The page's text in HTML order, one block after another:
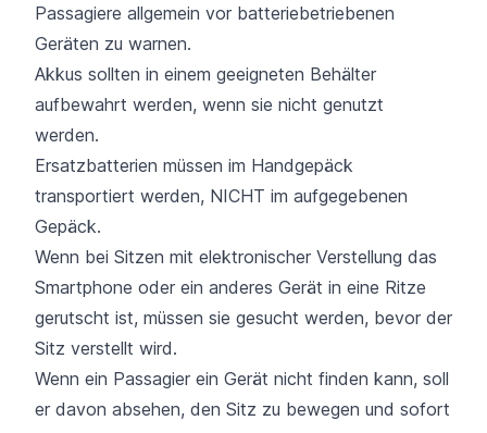
Passagiere allgemein vor batteriebetriebenen
Geräten zu warnen.
Akkus sollten in einem geeigneten Behälter
aufbewahrt werden, wenn sie nicht genutzt
werden.
Ersatzbatterien müssen im Handgepäck
transportiert werden, NICHT im aufgegebenen
Gepäck.
Wenn bei Sitzen mit elektronischer Verstellung das
Smartphone oder ein anderes Gerät in eine Ritze
gerutscht ist, müssen sie gesucht werden, bevor der
Sitz verstellt wird.
Wenn ein Passagier ein Gerät nicht finden kann, soll
er davon absehen, den Sitz zu bewegen und sofort